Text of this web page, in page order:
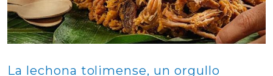
La lechona tolimense, un orgullo